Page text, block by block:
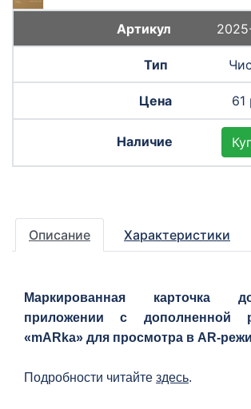
61
Описание Характеристики
Маркированная карточка
приложении с дополненной
«mARka» для просмотра в AR-
Подробности читайте здесь.